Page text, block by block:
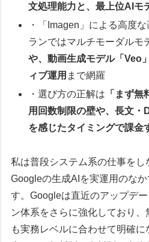
文処理能力と、最上位AIモ
・「Imagen」による高度
ランではマルチモーダルモ
や、動画生成モデル「Veo
ィブ運用 まで網羅
・選び方の正解は 「まず
用回数制限の壁や、長文
を感じたタイミングで課金
私は普段システム系の仕事をし
Googleの生成AIを実運用のな
す。Googleは直近のアップデ
ン体系をさらに強化しており
も実務レベルに合わせて明確